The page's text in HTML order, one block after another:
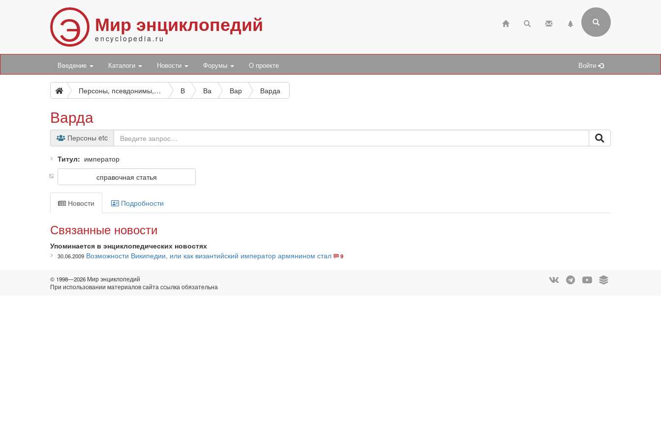
Э Мир энциклопедий
encyclopedia.ru
Введение Каталоги Новости Форумы О проекте Войти
Персоны, псевдонимы, персонажи и боты В Ва Вар Варда
Варда
Персоны etc
Титул
император
справочная статья
Новости Подробности
Связанные новости
Упоминается в энциклопедических новостях
30.06.2009 Возможности Википедии, или как византийский император армянином стал 9
© 1998—2026 Мир энциклопедий
При использовании материалов сайта ссылка обязательна